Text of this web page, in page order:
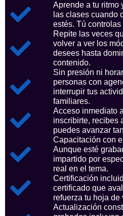
Aprende a tu ritmo
las clases cuando
estés. Tú
Repite las veces
volver a ver los
desees hasta
contenido.
Sin presión ni
personas con
interrupir tus
familiares.
Acceso inmediato
inscribirte, recibes
puedes avanzar
Capacitación con
Aunque esté
impartido por
real en el tema.
Certificación
certificado que
refuerza tu hoja
Actualización